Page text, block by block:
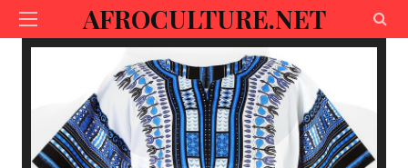
AFROCULTURE.NET